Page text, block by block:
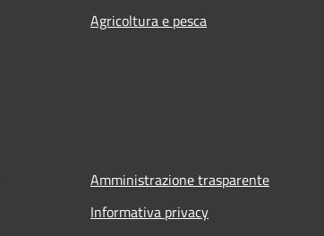
Agricoltura e pesca
Amministrazione trasparente
Informativa privacy